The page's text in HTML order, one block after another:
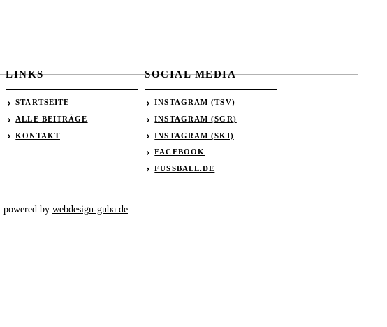
LINKS
STARTSEITE
ALLE BEITRÄGE
KONTAKT
SOCIAL MEDIA
INSTAGRAM (TSV)
INSTAGRAM (SGR)
INSTAGRAM (SKI)
FACEBOOK
FUSSBALL.DE
| powered by webdesign-guba.de